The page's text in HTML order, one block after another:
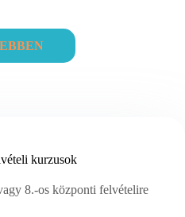
kurzusok
8.-os központi felvételire